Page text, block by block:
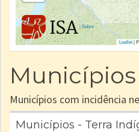
|Sobre
Leaflet|
Municípios
Municípios com incidência
Municípios - Terra